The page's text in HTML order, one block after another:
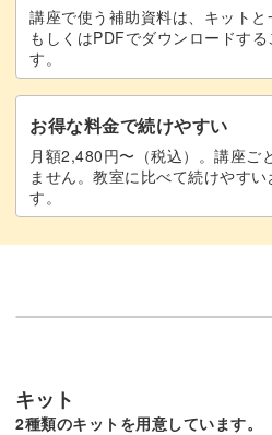
講座で使う補助資料は、キットと
もしくはPDFでダウンロードする
す。
お得な料金で続けやすい
月額2,480円〜（税込）。講座ご
ません。教室に比べて続けやす
す。
キット
2種類のキットを用意しています。